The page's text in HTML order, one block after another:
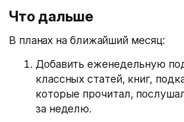
Что дальше
В планах на ближайший месяц:
Добавить еженедельную
классных статей, книг,
которые прочитал,
за неделю.